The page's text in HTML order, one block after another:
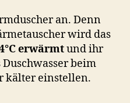
an. Denn
wird das
erwärmtund ihr
beim
kälter einstellen.